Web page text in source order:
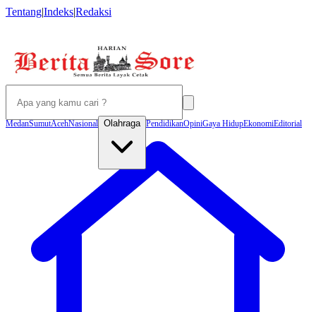
Tentang|Indeks|Redaksi
MedanSumutAcehNasional Olahraga PendidikanOpiniGaya HidupEkonomiEditorial